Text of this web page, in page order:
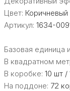
Цвет: Коричневый
Артикул: 1634-
Базовая единица
В квадратном
В коробке: 10 шт /
На поддоне: 72